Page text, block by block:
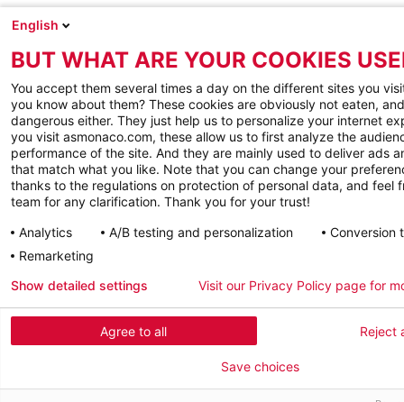
English
BUT WHAT ARE YOUR COOKIES
You accept them several times a day on the different sites you
you know about them? These cookies are obviously not eaten,
dangerous either. They just help us to personalize your internet
you visit asmonaco.com, these allow us to first analyze the
performance of the site. And they are mainly used to deliver ads
that match what you like. Note that you can change your
thanks to the regulations on protection of personal data, and feel
team for any clarification. Thank you for your trust!
Analytics
A/B testing and personalization
Conversion
Remarketing
Agree to all Reject
Show detailed settings Visit our Privacy Policy page for
Save choices